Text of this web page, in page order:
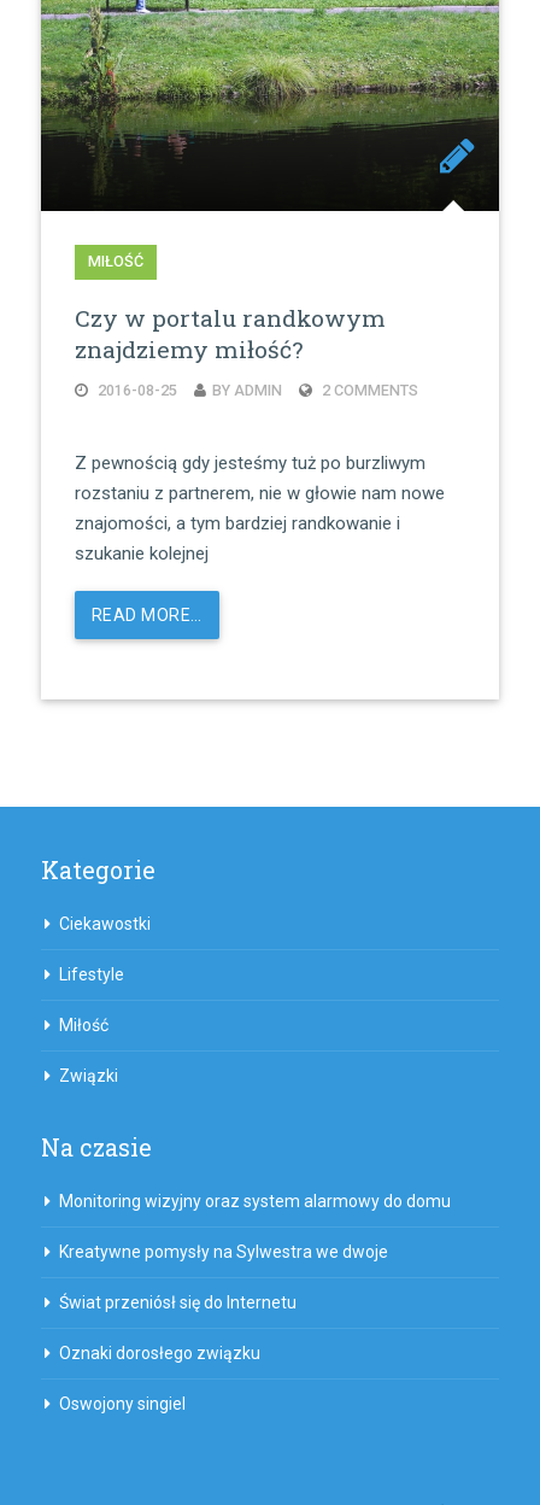
MIŁOŚĆ
Czy w portalu randkowym
znajdziemy miłość?
2016-08-25 BY ADMIN 2 COMMENTS
Z pewnością gdy jesteśmy tuż po burzliwym
rozstaniu z partnerem, nie w głowie nam nowe
znajomości, a tym bardziej randkowanie i
szukanie kolejnej
READ MORE…
Kategorie
Ciekawostki
Lifestyle
Miłość
Związki
Na czasie
Monitoring wizyjny oraz system alarmowy do domu
Kreatywne pomysły na Sylwestra we dwoje
Świat przeniósł się do Internetu
Oznaki dorosłego związku
Oswojony singiel